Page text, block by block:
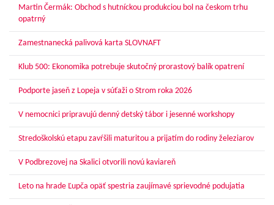
Martin Čermák: Obchod s hutníckou produkciou bol na českom trhu
opatrný
Zamestnanecká palivová karta SLOVNAFT
Klub 500: Ekonomika potrebuje skutočný prorastový balík opatrení
Podporte jaseň z Lopeja v súťaži o Strom roka 2026
V nemocnici pripravujú denný detský tábor i jesenné workshopy
Stredoškolskú etapu zavŕšili maturitou a prijatím do rodiny železiarov
V Podbrezovej na Skalici otvorili novú kaviareň
Leto na hrade Ľupča opäť spestria zaujímavé sprievodné podujatia